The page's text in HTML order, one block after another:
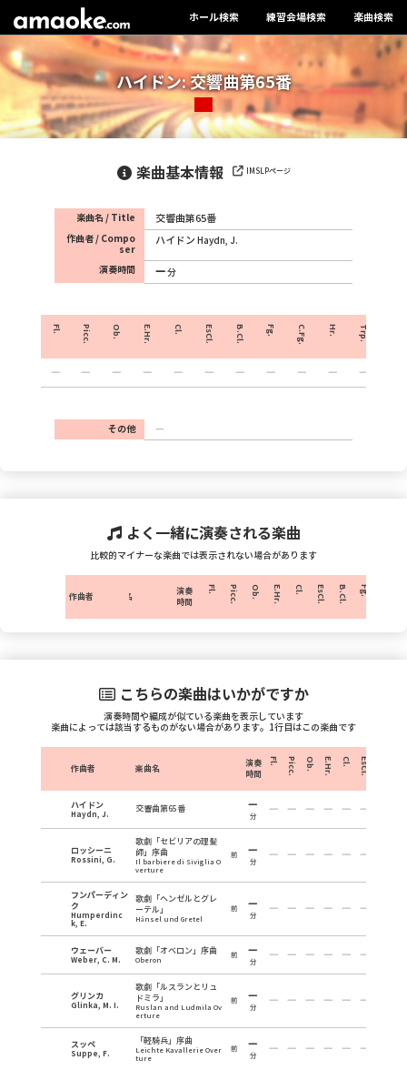
ホール検索 練習会場検索 楽曲検索
ハイドン: 交響曲第65番
楽曲基本情報 IMSLPページ
楽曲名 / Title 交響曲第65番
作曲者 / Compo
ser
ハイドン Haydn, J.
演奏時間 分
Fl. Picc. Ob. E.Hr. Cl. EsCl. B.Cl. Fg. C.Fg. Hr. Trp.
その他
よく一緒に演奏される楽曲
比較的マイナーな楽曲では表示されない場合があります
作曲者 楽曲名
演奏
時間
Fl. Picc. Ob. E.Hr. Cl. EsCl. B.Cl. Fg.
こちらの楽曲はいかがですか
演奏時間や編成が似ている楽曲を表示しています
楽曲によっては該当するものがない場合があります。1行目はこの楽曲です
作曲者 楽曲名
演奏
時間
Fl. Picc. Ob. E.Hr. Cl. EsCl.
ハイドン
Haydn, J. 交響曲第65番
分
ロッシーニ
Rossini, G.
歌劇「セビリアの理髪
師」序曲
Il barbiere di Siviglia O
verture
前
分
フンパーディン
ク
Humperdinc
k, E.
歌劇「ヘンゼルとグレ
ーテル」
Hänsel und Gretel
前
分
ウェーバー
Weber, C. M.
歌劇「オベロン」序曲
Oberon
前
分
グリンカ
Glinka, M. I.
歌劇「ルスランとリュ
ドミラ」
Ruslan and Ludmila Ov
erture
前
分
スッペ
Suppe, F.
「軽騎兵」序曲
Leichte Kavallerie Over
ture
前
分